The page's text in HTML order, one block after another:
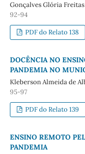
Gonçalves Glória Freitas
92-94
PDF do Relato 138
DOCÊNCIA NO
PANDEMIA NO
Kleberson Almeida de
95-97
PDF do Relato 139
ENSINO REMOTO
PANDEMIA